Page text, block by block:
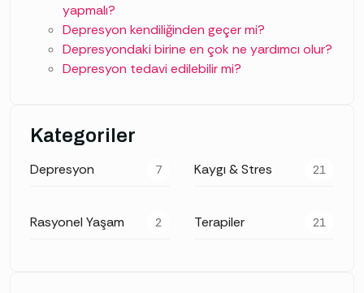
yapmalı?
Depresyon kendiliğinden geçer mi?
Depresyondaki birine en çok ne yardımcı olur?
Depresyon tedavi edilebilir mi?
Kategoriler
Depresyon 7 Kaygı & Stres 21
Rasyonel Yaşam 2 Terapiler 21